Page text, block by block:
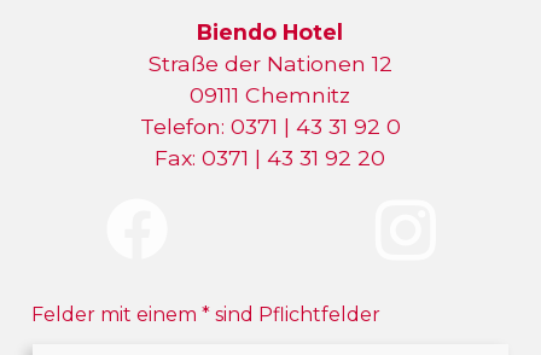
Biendo Hotel
Straße der Nationen 12
09111 Chemnitz
Telefon: 0371 | 43 31 92 0
Fax: 0371 | 43 31 92 20
Felder mit einem* sind Pflichtfelder